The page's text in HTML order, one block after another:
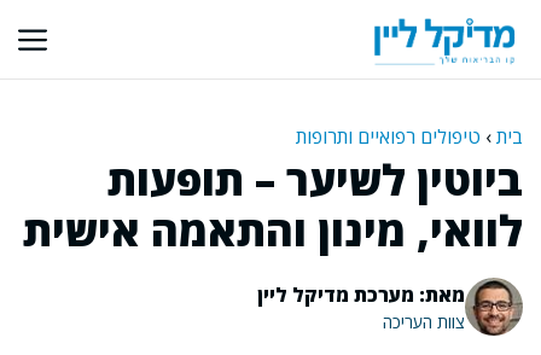
לתוכן
בית› טיפולים רפואיים ותרופות
ביוטין לשיער – תופעות
לוואי, מינון והתאמה אישית
מאת: מערכת מדיקל ליין
צוות העריכה